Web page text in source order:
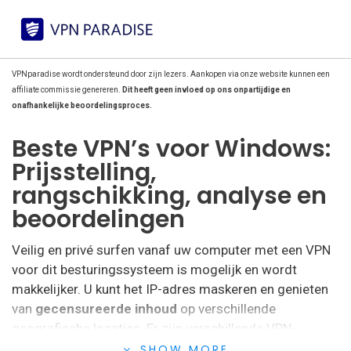
VPNparadise wordt ondersteund door zijn lezers. Aankopen via onze website kunnen een
affiliate commissie genereren.
Dit heeft geen invloed op ons onpartijdige en
onafhankelijke beoordelingsproces.
Beste VPN’s voor Windows:
Prijsstelling,
rangschikking, analyse en
beoordelingen
Veilig en privé surfen vanaf uw computer met een VPN
voor dit besturingssysteem is mogelijk en wordt
makkelijker. U kunt het IP-adres maskeren en genieten
van gecensureerde inhoud op verschillende
geografische locaties. Er zijn verschillende VPN-
aanbieders voor dit besturingssysteem die